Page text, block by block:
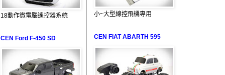
18動作微電腦遙控器系統
CEN Ford F-450 SD
小~大型線控飛機專用
CEN FIAT ABARTH 595